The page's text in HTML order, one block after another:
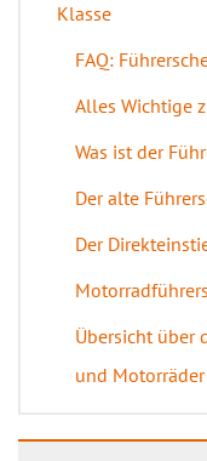
Klasse
FAQ:
Alles Wichtige
Was ist der
Der alte
Der
Übersicht über
und Motorräder